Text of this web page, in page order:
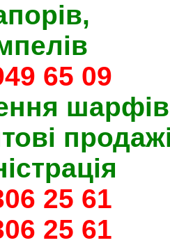
65 09
25 61
25 61